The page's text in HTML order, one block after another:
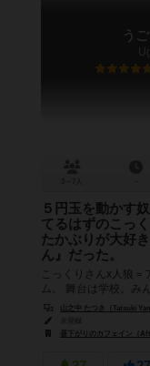
う
５円玉を動かす
てるはずのこっ
たかぶりが大好
ん』だった。
こっくりさんx人狼
ム。 舞台は学校。み
その中に一人だけ怪
を動かして、どんな
山之中 たつき（Tatsuki
昼下がりのカフェイン（